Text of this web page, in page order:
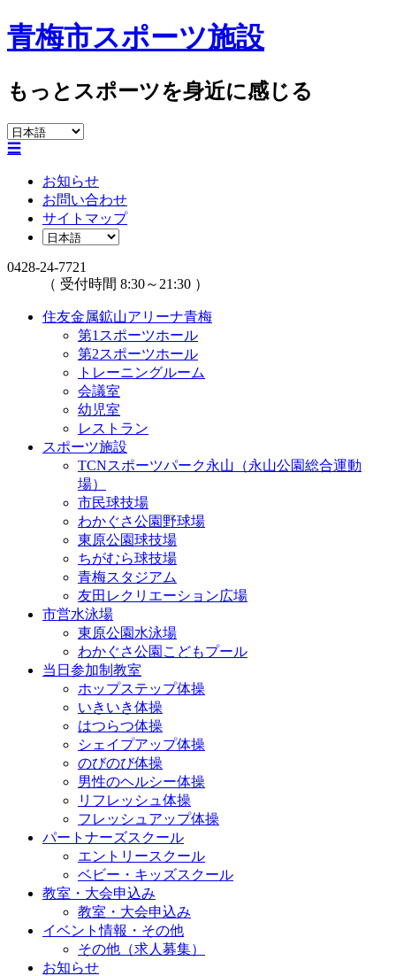
青梅市スポーツ施設
もっとスポーツを身近に感じる
☰
お知らせ
お問い合わせ
サイトマップ
0428-24-7721
（ 受付時間 8:30～21:30 ）
住友金属鉱山アリーナ青梅
第1スポーツホール
第2スポーツホール
トレーニングルーム
会議室
幼児室
レストラン
スポーツ施設
TCNスポーツパーク永山（永山公園総合運動
場）
市民球技場
わかぐさ公園野球場
東原公園球技場
ちがむら球技場
青梅スタジアム
友田レクリエーション広場
市営水泳場
東原公園水泳場
わかぐさ公園こどもプール
当日参加制教室
ホップステップ体操
いきいき体操
はつらつ体操
シェイプアップ体操
のびのび体操
男性のヘルシー体操
リフレッシュ体操
フレッシュアップ体操
パートナーズスクール
エントリースクール
ベビー・キッズスクール
教室・大会申込み
教室・大会申込み
イベント情報・その他
その他（求人募集）
お知らせ